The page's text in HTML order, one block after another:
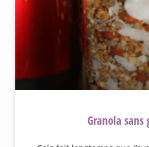
Granola sans